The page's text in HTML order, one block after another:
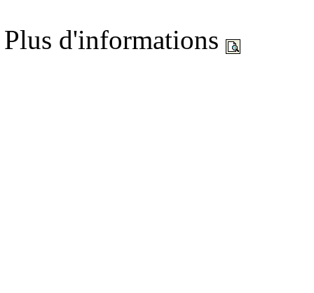
Plus d'informations